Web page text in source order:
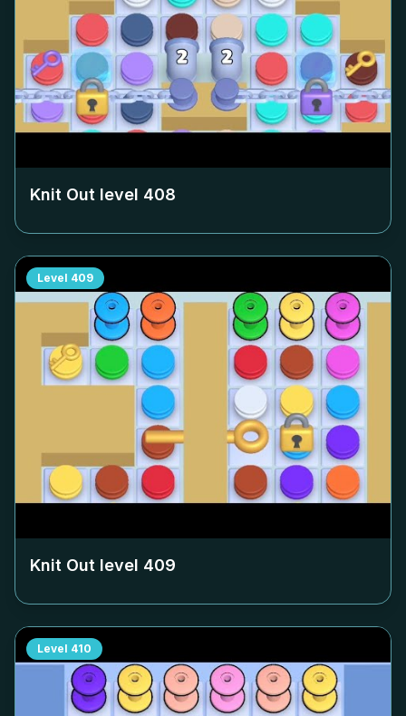
Knit Out level 408
Level 409
Knit Out level 409
Level 410